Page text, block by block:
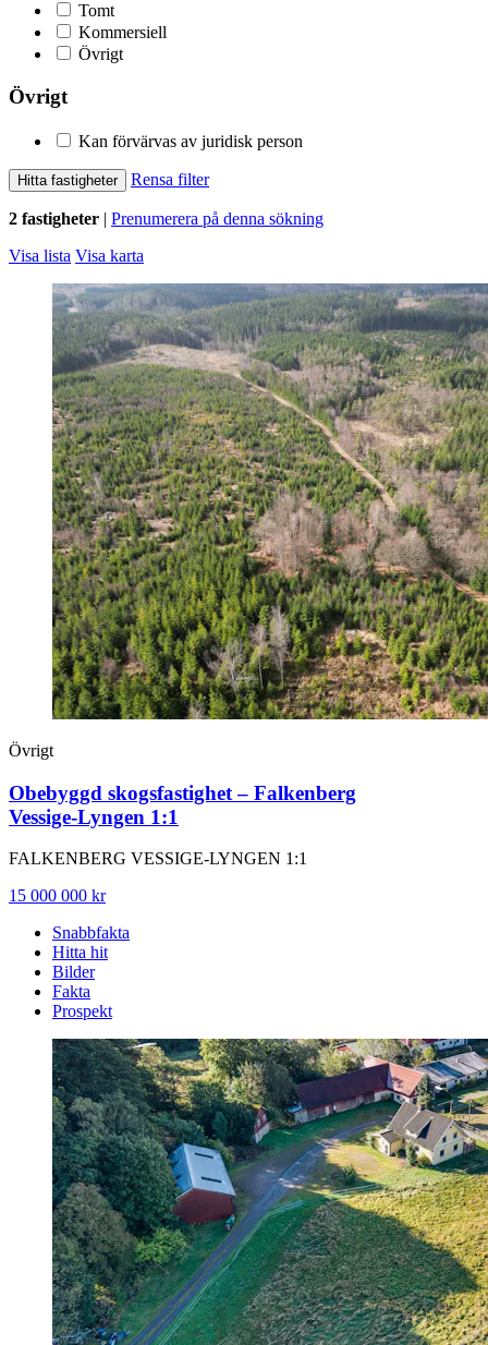
Tomt
Kommersiell
Övrigt
Övrigt
Kan förvärvas av juridisk person
Hitta fastigheter Rensa filter
2 fastigheter | Prenumerera på denna sökning
Visa lista Visa karta
Övrigt
Obebyggd skogsfastighet – Falkenberg
Vessige‑Lyngen 1:1
FALKENBERG VESSIGE-LYNGEN 1:1
15 000 000 kr
Snabbfakta
Hitta hit
Bilder
Fakta
Prospekt